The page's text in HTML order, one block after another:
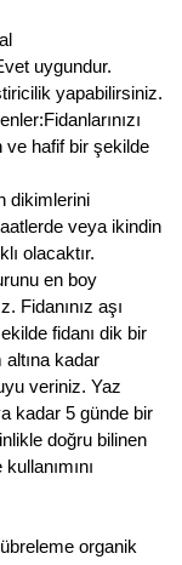
uygundur.
yapabilirsiniz.
ve hafif bir şekilde
dikimlerini
veya ikindin
olacaktır.
en boy
Fidanınız aşı
fidanı dik bir
kadar
veriniz. Yaz
kadar 5 günde bir
doğru bilinen
organik